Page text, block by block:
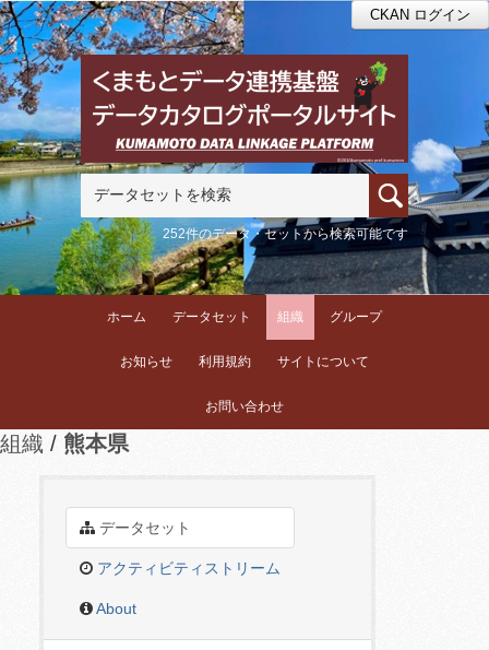
CKAN ログイン
252件のデータ・セットから検索可能です
ホーム データセット 組織 グループ
お知らせ 利用規約 サイトについて
お問い合わせ
組織 熊本県
データセット
アクティビティストリーム
About